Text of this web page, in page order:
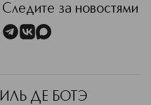
Следите за новостями
ИЛЬ ДЕ БОТЭ